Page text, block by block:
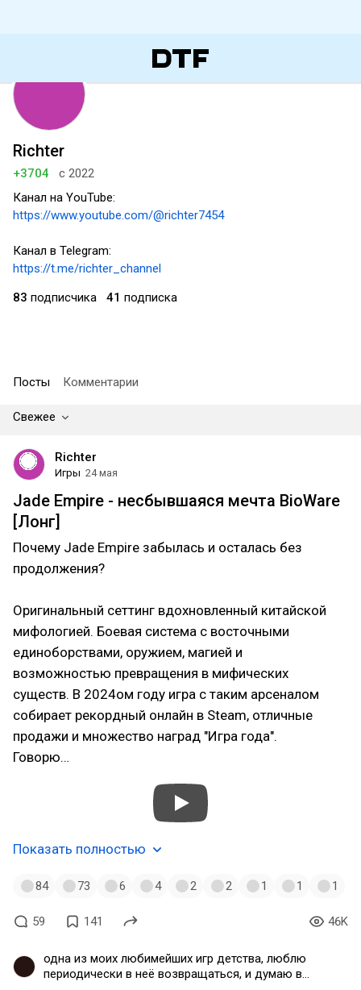
Richter
+3704
с 2022
Канал на YouTube:
https://www.youtube.com/@richter7454
Канал в Telegram:
https://t.me/richter_channel
83 подписчика 41 подписка
Посты Комментарии
Свежее
Richter
Игры 24 мая
Jade Empire - несбывшаяся мечта BioWare
[Лонг]
Почему Jade Empire забылась и осталась без
продолжения?
Оригинальный сеттинг вдохновленный китайской
мифологией. Боевая система с восточными
единоборствами, оружием, магией и
возможностью превращения в мифических
существ. В 2024ом году игра с таким арсеналом
собирает рекордный онлайн в Steam, отличные
продажи и множество наград "Игра года".
Говорю…
Показать полностью
84 73 6 4 2 2 1 1 1
59 141 46K
одна из моих любимейших игр детства, люблю
периодически в неё возвращаться, и думаю в